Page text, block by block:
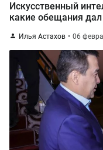
Искусственный
какие обещания
Илья Астахов 06